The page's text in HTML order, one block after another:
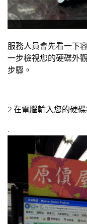
服務人員會先看一下
一步檢視您的硬碟外
步驟。
2.在電腦輸入您的硬
.